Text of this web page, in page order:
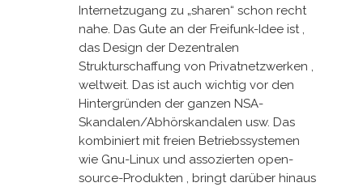
Internetzugang zu „sharen“ schon recht
nahe. Das Gute an der Freifunk-Idee ist ,
das Design der Dezentralen
Strukturschaffung von Privatnetzwerken ,
weltweit. Das ist auch wichtig vor den
Hintergründen der ganzen NSA-
Skandalen/Abhörskandalen usw. Das
kombiniert mit freien Betriebssystemen
wie Gnu-Linux und assozierten open-
source-Produkten , bringt darüber hinaus